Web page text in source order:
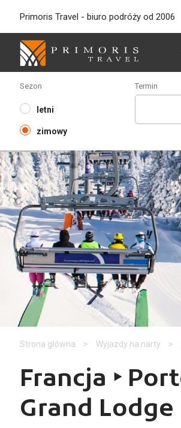
Primoris Travel - biuro podróży od 2006
Sezon
letni
zimowy
Termin
Strona główna > Wyjazdy na narty >
Francja ‣
Grand Lodge